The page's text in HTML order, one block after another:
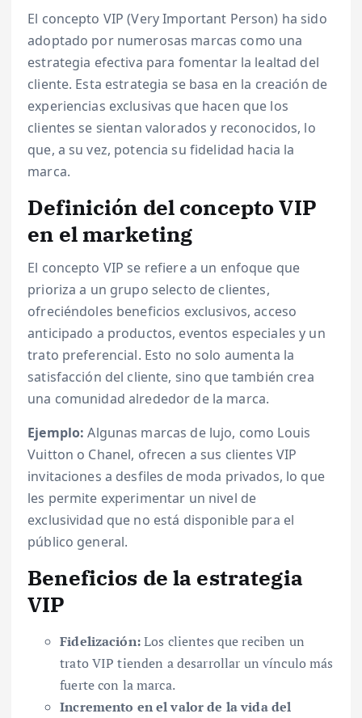
El concepto VIP (Very Important Person) ha sido
adoptado por numerosas marcas como una
estrategia efectiva para fomentar la lealtad del
cliente. Esta estrategia se basa en la creación de
experiencias exclusivas que hacen que los
clientes se sientan valorados y reconocidos, lo
que, a su vez, potencia su fidelidad hacia la
marca.
Definición del concepto VIP
en el marketing
El concepto VIP se refiere a un enfoque que
prioriza a un grupo selecto de clientes,
ofreciéndoles beneficios exclusivos, acceso
anticipado a productos, eventos especiales y un
trato preferencial. Esto no solo aumenta la
satisfacción del cliente, sino que también crea
una comunidad alrededor de la marca.
Ejemplo: Algunas marcas de lujo, como Louis
Vuitton o Chanel, ofrecen a sus clientes VIP
invitaciones a desfiles de moda privados, lo que
les permite experimentar un nivel de
exclusividad que no está disponible para el
público general.
Beneficios de la estrategia
VIP
Fidelización:Los clientes que reciben un
trato VIP tienden a desarrollar un vínculo más
fuerte con la marca.
Incremento en el valor de la vida del